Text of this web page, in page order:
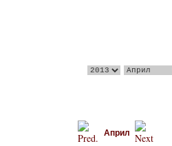
Април